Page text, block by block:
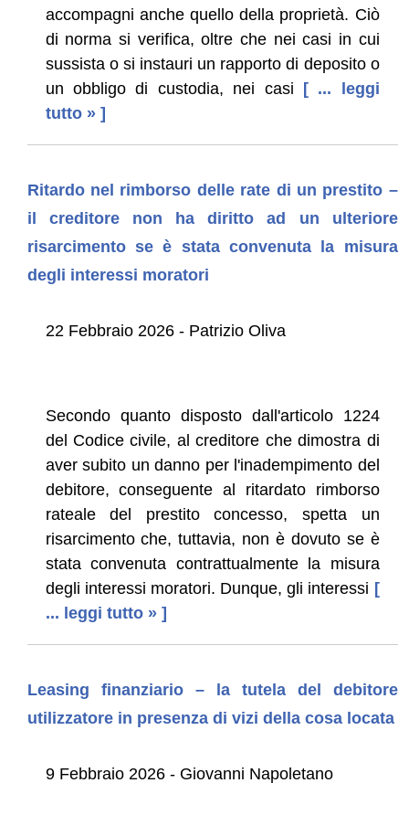
accompagni anche quello della proprietà. Ciò
di norma si verifica, oltre che nei casi in cui
sussista o si instauri un rapporto di deposito o
un obbligo di custodia, nei casi [ ... leggi
tutto » ]
Ritardo nel rimborso delle rate di un prestito –
il creditore non ha diritto ad un ulteriore
risarcimento se è stata convenuta la misura
degli interessi moratori
22 Febbraio 2026 - Patrizio Oliva
Secondo quanto disposto dall'articolo 1224
del Codice civile, al creditore che dimostra di
aver subito un danno per l'inadempimento del
debitore, conseguente al ritardato rimborso
rateale del prestito concesso, spetta un
risarcimento che, tuttavia, non è dovuto se è
stata convenuta contrattualmente la misura
degli interessi moratori. Dunque, gli interessi [
... leggi tutto » ]
Leasing finanziario – la tutela del debitore
utilizzatore in presenza di vizi della cosa locata
9 Febbraio 2026 - Giovanni Napoletano